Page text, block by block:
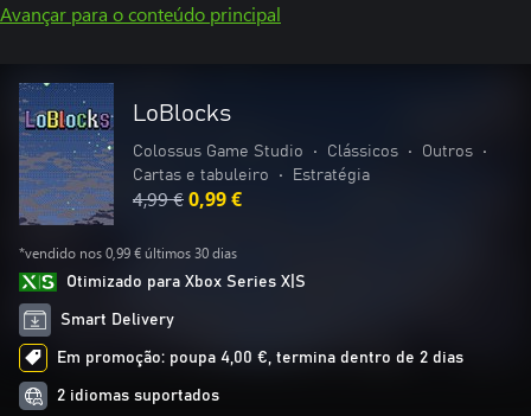
Avançar para o conteúdo principal
LoBlocks
Colossus Game Studio • Clássicos • Outros
•
Cartas e tabuleiro
• Estratégia
4,99 €0,99 €
*vendido nos 0,99 € últimos 30 dias
Otimizado para Xbox Series X|S
Smart Delivery
Em promoção: poupa 4,00 €, termina dentro de 2 dias
2 idiomas suportados